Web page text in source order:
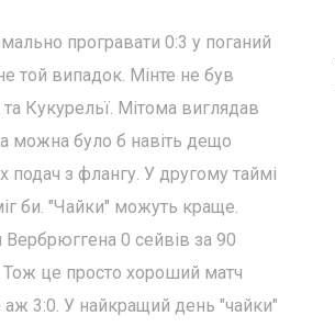
програвати 0:3 у поганий
той випадок. Мінте не був
Кукурельї. Мітома виглядав
можна було б навіть дещо
подач з флангу. У другому таймі
би. "Чайки" можуть краще.
0 сейвів за 90
це просто хороший матч
аж 3:0. У найкращий день "чайки"